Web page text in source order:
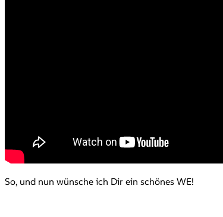
So, und nun wünsche ich Dir ein schönes WE!